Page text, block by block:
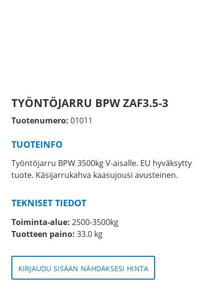
TYÖNTÖJARRU BPW ZAF3.5-3
Tuotenumero: 01011
TUOTEINFO
Työntöjarru BPW 3500kg V-aisalle. EU hyväksytty
tuote. Käsijarrukahva kaasujousi avusteinen.
TEKNISET TIEDOT
Toiminta-alue: 2500-3500kg
Tuotteen paino: 33.0 kg
KIRJAUDU SISÄÄN NÄHDÄKSESI HINTA